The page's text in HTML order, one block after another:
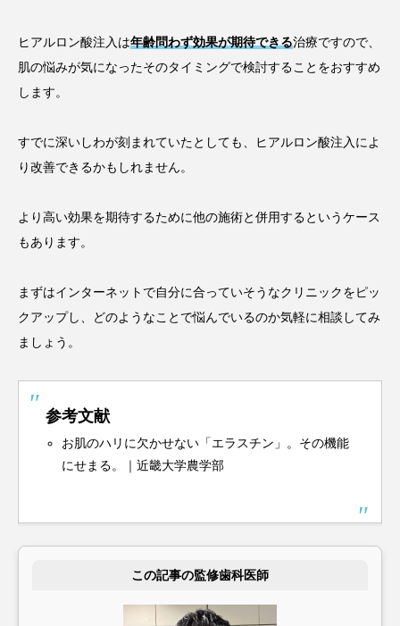
ヒアルロン酸注入は年齢問わず効果が期待できる治療ですので、
肌の悩みが気になったそのタイミングで検討することをおすすめ
します。
すでに深いしわが刻まれていたとしても、ヒアルロン酸注入によ
り改善できるかもしれません。
より高い効果を期待するために他の施術と併用するというケース
もあります。
まずはインターネットで自分に合っていそうなクリニックをピッ
クアップし、どのようなことで悩んでいるのか気軽に相談してみ
ましょう。
参考文献
お肌のハリに欠かせない「エラスチン」。その機能
にせまる。｜近畿大学農学部
この記事の監修歯科医師